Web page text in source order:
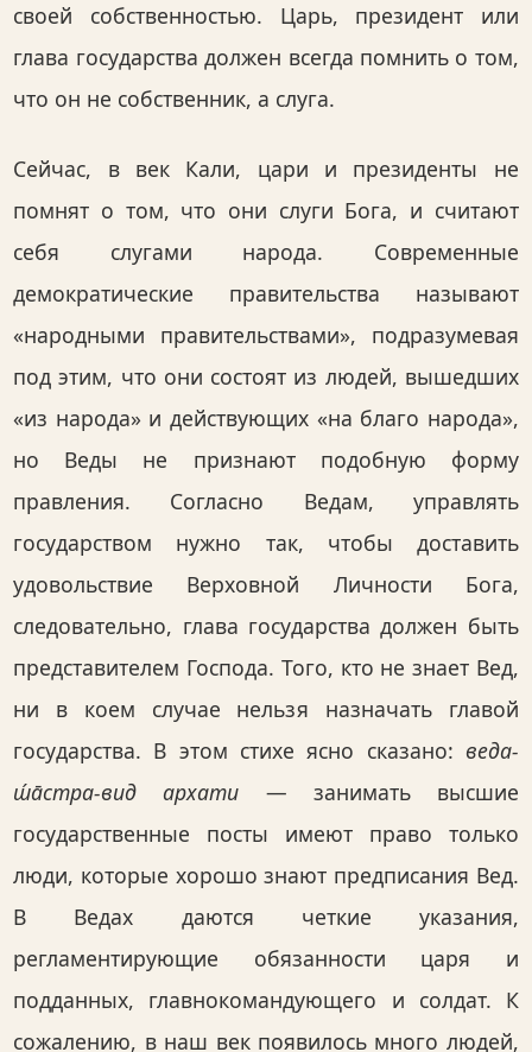
своей собственностью. Царь, президент или
глава государства должен всегда помнить о том,
что он не собственник, а слуга.
Сейчас, в век Кали, цари и президенты не
помнят о том, что они слуги Бога, и считают
себя слугами народа. Современные
демократические правительства называют
«народными правительствами», подразумевая
под этим, что они состоят из людей, вышедших
«из народа» и действующих «на благо народа»,
но Веды не признают подобную форму
правления. Согласно Ведам, управлять
государством нужно так, чтобы доставить
удовольствие Верховной Личности Бога,
следовательно, глава государства должен быть
представителем Господа. Того, кто не знает Вед,
ни в коем случае нельзя назначать главой
государства. В этом стихе ясно сказано: веда-
ш́а̄стра-вид архати — занимать высшие
государственные посты имеют право только
люди, которые хорошо знают предписания Вед.
В Ведах даются четкие указания,
регламентирующие обязанности царя и
подданных, главнокомандующего и солдат. К
сожалению, в наш век появилось много людей,